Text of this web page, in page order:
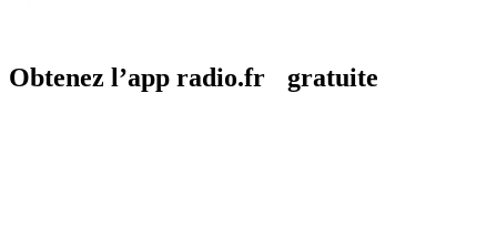
Obtenez l’app radio.fr gratuite